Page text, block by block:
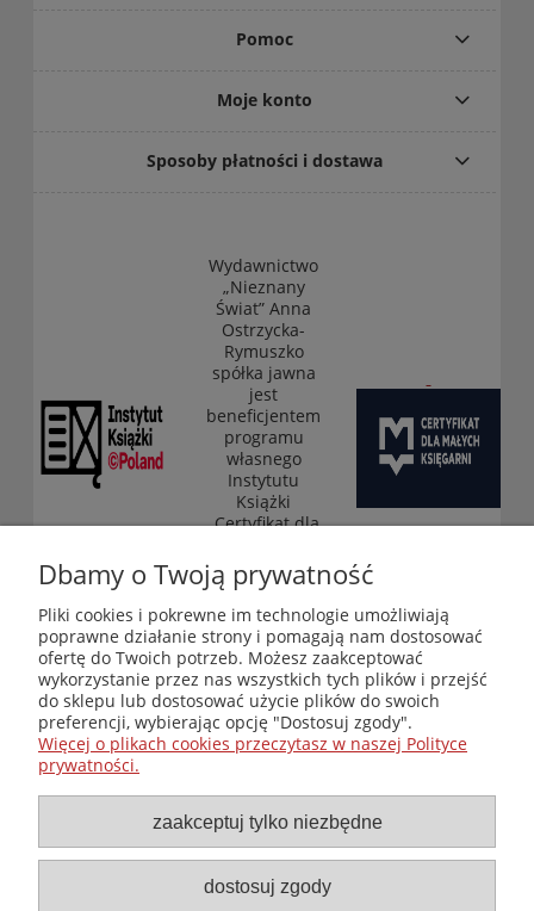
Pomoc
Moje konto
Sposoby płatności i dostawa
Wydawnictwo
„Nieznany
Świat” Anna
Ostrzycka-
Rymuszko
spółka jawna
jest
beneficjentem
programu
własnego
Instytutu
Książki
„Certyfikat dla
księgarni”
(edycja 2025-
2026)
Księgarnia-Galeria "Nieznany Świat" - internetowy sklep
ezoteryczny online
Zapraszamy również do odwiedzenia naszej księgarni
stacjonarnej przy ul. Kredytowej 2 w Warszawie
© Copyright 2014-2026 Wydawnictwo "Nieznany Świat"
Wszelkie prawa zastrzeżone
Dbamy o Twoją prywatność
Pliki cookies i pokrewne im technologie umożliwiają
poprawne działanie strony i pomagają nam dostosować
ofertę do Twoich potrzeb. Możesz zaakceptować
wykorzystanie przez nas wszystkich tych plików i przejść
do sklepu lub dostosować użycie plików do swoich
preferencji, wybierając opcję "Dostosuj zgody".
Więcej o plikach cookies przeczytasz w naszej Polityce
prywatności.
zaakceptuj tylko niezbędne
dostosuj zgody